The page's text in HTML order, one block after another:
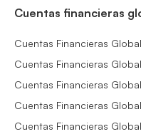
Cuentas financieras
Cuentas Financieras
Cuentas Financieras
Cuentas Financieras
Cuentas Financieras
Cuentas Financieras